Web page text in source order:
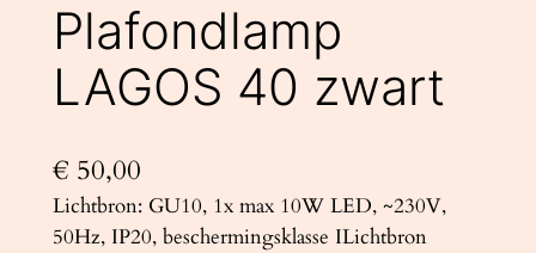
Plafondlamp
LAGOS 40 zwart
€ 50,00
Lichtbron: GU10, 1x max 10W LED, ~230V,
50Hz, IP20, beschermingsklasse ILichtbron